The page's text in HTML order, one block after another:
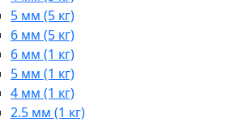
5 мм (5 кг)
6 мм (5 кг)
6 мм (1 кг)
5 мм (1 кг)
4 мм (1 кг)
2.5 мм (1 кг)